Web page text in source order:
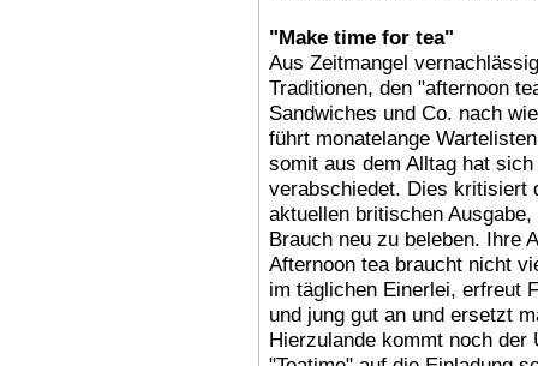
"Make time for tea"
Aus Zeitmangel
Traditionen, den "afternoon
Sandwiches und Co. nach
führt monatelange
somit aus dem Alltag hat
verabschiedet. Dies kritisiert
aktuellen britischen
Brauch neu zu beleben. Ihre
Afternoon tea braucht nicht
im täglichen Einerlei, erfreut
und jung gut an und ersetzt
Hierzulande kommt noch